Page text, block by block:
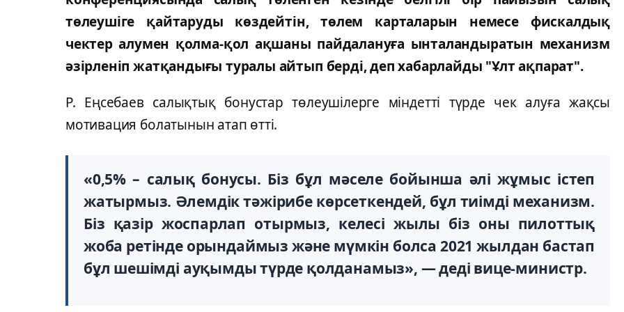
төлеушіге қайтаруды көздейтін, төлем карталарын немесе фискалдық
чектер алумен қолма-қол ақшаны пайдалануға ынталандыратын механизм
әзірленіп жатқандығы туралы айтып берді, деп хабарлайды "Ұлт ақпарат".
Р. Еңсебаев салықтық бонустар төлеушілерге міндетті түрде чек алуға жақсы
мотивация болатынын атап өтті.
«0,5% – салық бонусы. Біз бұл мәселе бойынша әлі жұмыс істеп
жатырмыз. Әлемдік тәжірибе көрсеткендей, бұл тиімді механизм.
Біз қазір жоспарлап отырмыз, келесі жылы біз оны пилоттық
жоба ретінде орындаймыз және мүмкін болса 2021 жылдан бастап
бұл шешімді ауқымды түрде қолданамыз», — деді вице-министр.